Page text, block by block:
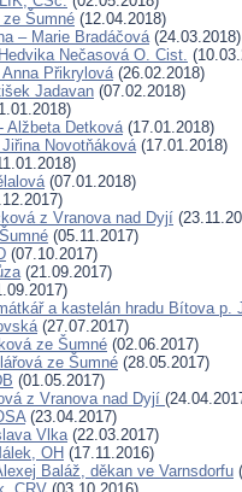
Šumné (12.04.2018)
– Marie Bradáčová(24.03.2018)
Nečasová O. Cist.
Přikrylová(26.02.2018)
Jadavan (07.02.2018)
Alžbeta Detková(17.01.2018)
Novotňáková(17.01.2018)
(07.01.2018)
z Vranova nad Dyjí
(05.11.2017)
(07.10.2017)
(21.09.2017)
a kastelán hradu Bítova p.
(27.07.2017)
ze Šumné (02.06.2017)
ze Šumné (28.05.2017)
(01.05.2017)
z Vranova nad Dyjí
(23.04.2017)
Vlka(22.03.2017)
OH (17.11.2016)
Baláž, děkan ve Varnsdorfu